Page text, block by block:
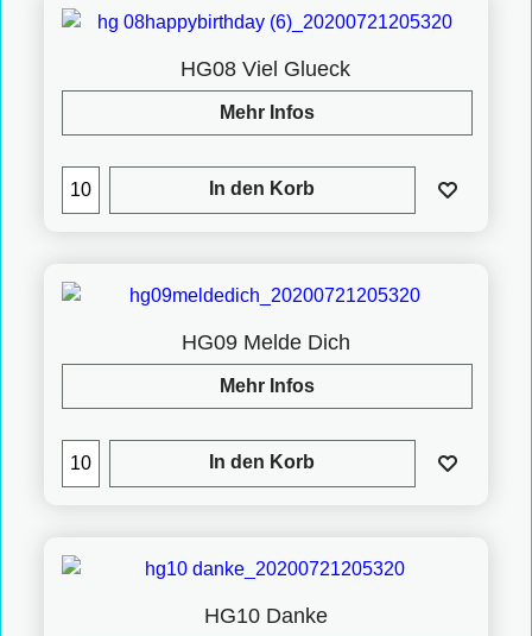
HG08 Viel Glueck
Mehr Infos
In den Korb
HG09 Melde Dich
Mehr Infos
In den Korb
HG10 Danke